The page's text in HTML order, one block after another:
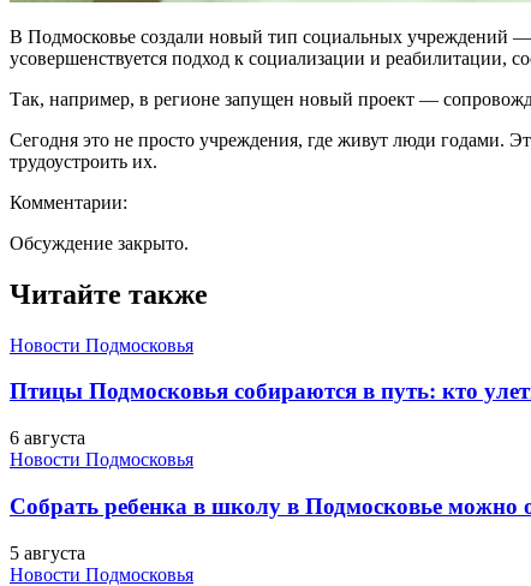
В Подмосковье создали новый тип социальных учреждений
усовершенствуется подход к социализации и реабилитации,
Так, например, в регионе запущен новый проект —
Сегодня это не просто учреждения, где живут люди годами.
трудоустроить их.
Комментарии:
Обсуждение закрыто.
Читайте также
Новости Подмосковья
Птицы Подмосковья собираются в путь: кто
6 августа
Новости Подмосковья
Собрать ребенка в школу в Подмосковье можно
5 августа
Новости Подмосковья